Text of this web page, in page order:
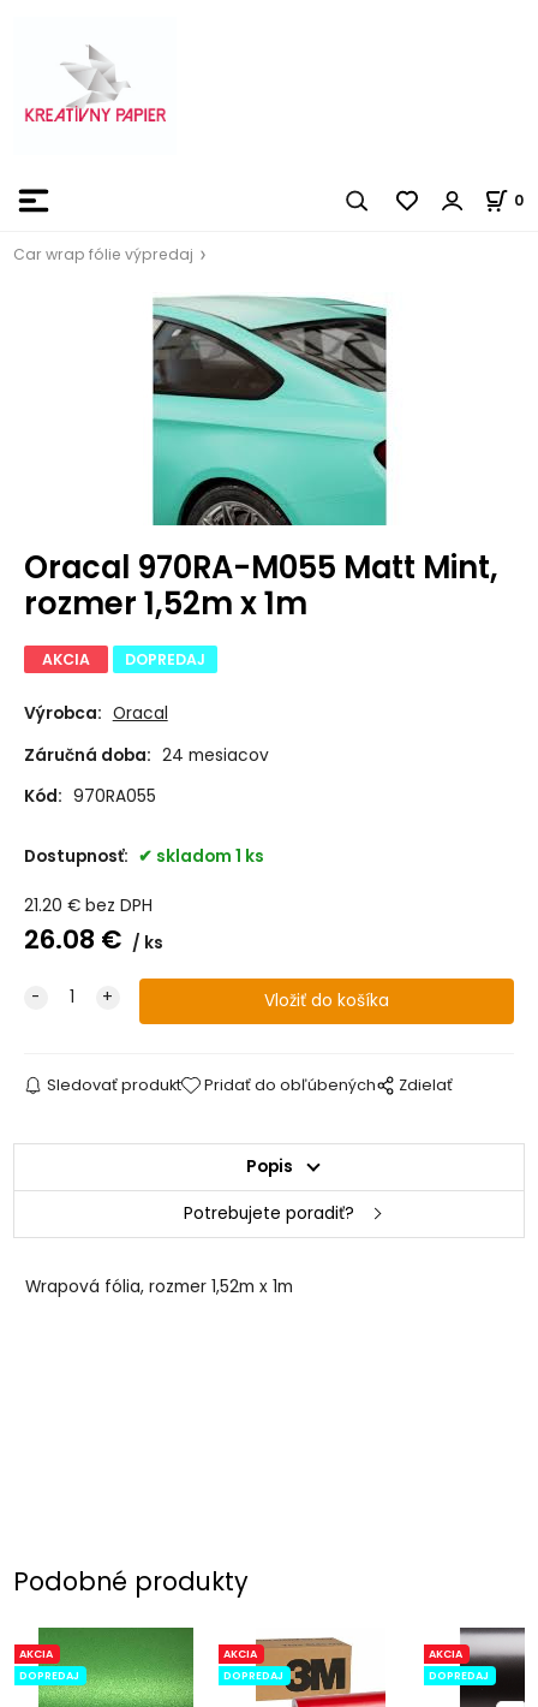
0
Car wrap fólie výpredaj
Oracal 970RA-M055 Matt Mint,
rozmer 1,52m x 1m
AKCIA DOPREDAJ
Výrobca: Oracal
Záručná doba: 24 mesiacov
Kód: 970RA055
Dostupnosť: skladom 1 ks
21.20 € bez DPH
26.08 € ks
Sledovať produkt Pridať do obľúbených Zdielať
Popis
Potrebujete poradiť?
Wrapová fólia, rozmer 1,52m x 1m
Podobné produkty
AKCIA
DOPREDAJ
AKCIA
DOPREDAJ
AKCIA
DOPREDAJ